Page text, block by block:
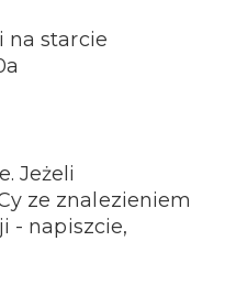
na starcie
Jeżeli
ze znalezieniem
- napiszcie,